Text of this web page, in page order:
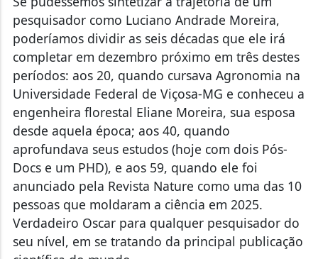
pesquisador como Luciano Andrade Moreira,
poderíamos dividir as seis décadas que ele irá
completar em dezembro próximo em três destes
períodos: aos 20, quando cursava Agronomia na
Universidade Federal de Viçosa-MG e conheceu a
engenheira florestal Eliane Moreira, sua esposa
desde aquela época; aos 40, quando
aprofundava seus estudos (hoje com dois Pós-
Docs e um PHD), e aos 59, quando ele foi
anunciado pela Revista Nature como uma das 10
pessoas que moldaram a ciência em 2025.
Verdadeiro Oscar para qualquer pesquisador do
seu nível, em se tratando da principal publicação
científica do mundo.